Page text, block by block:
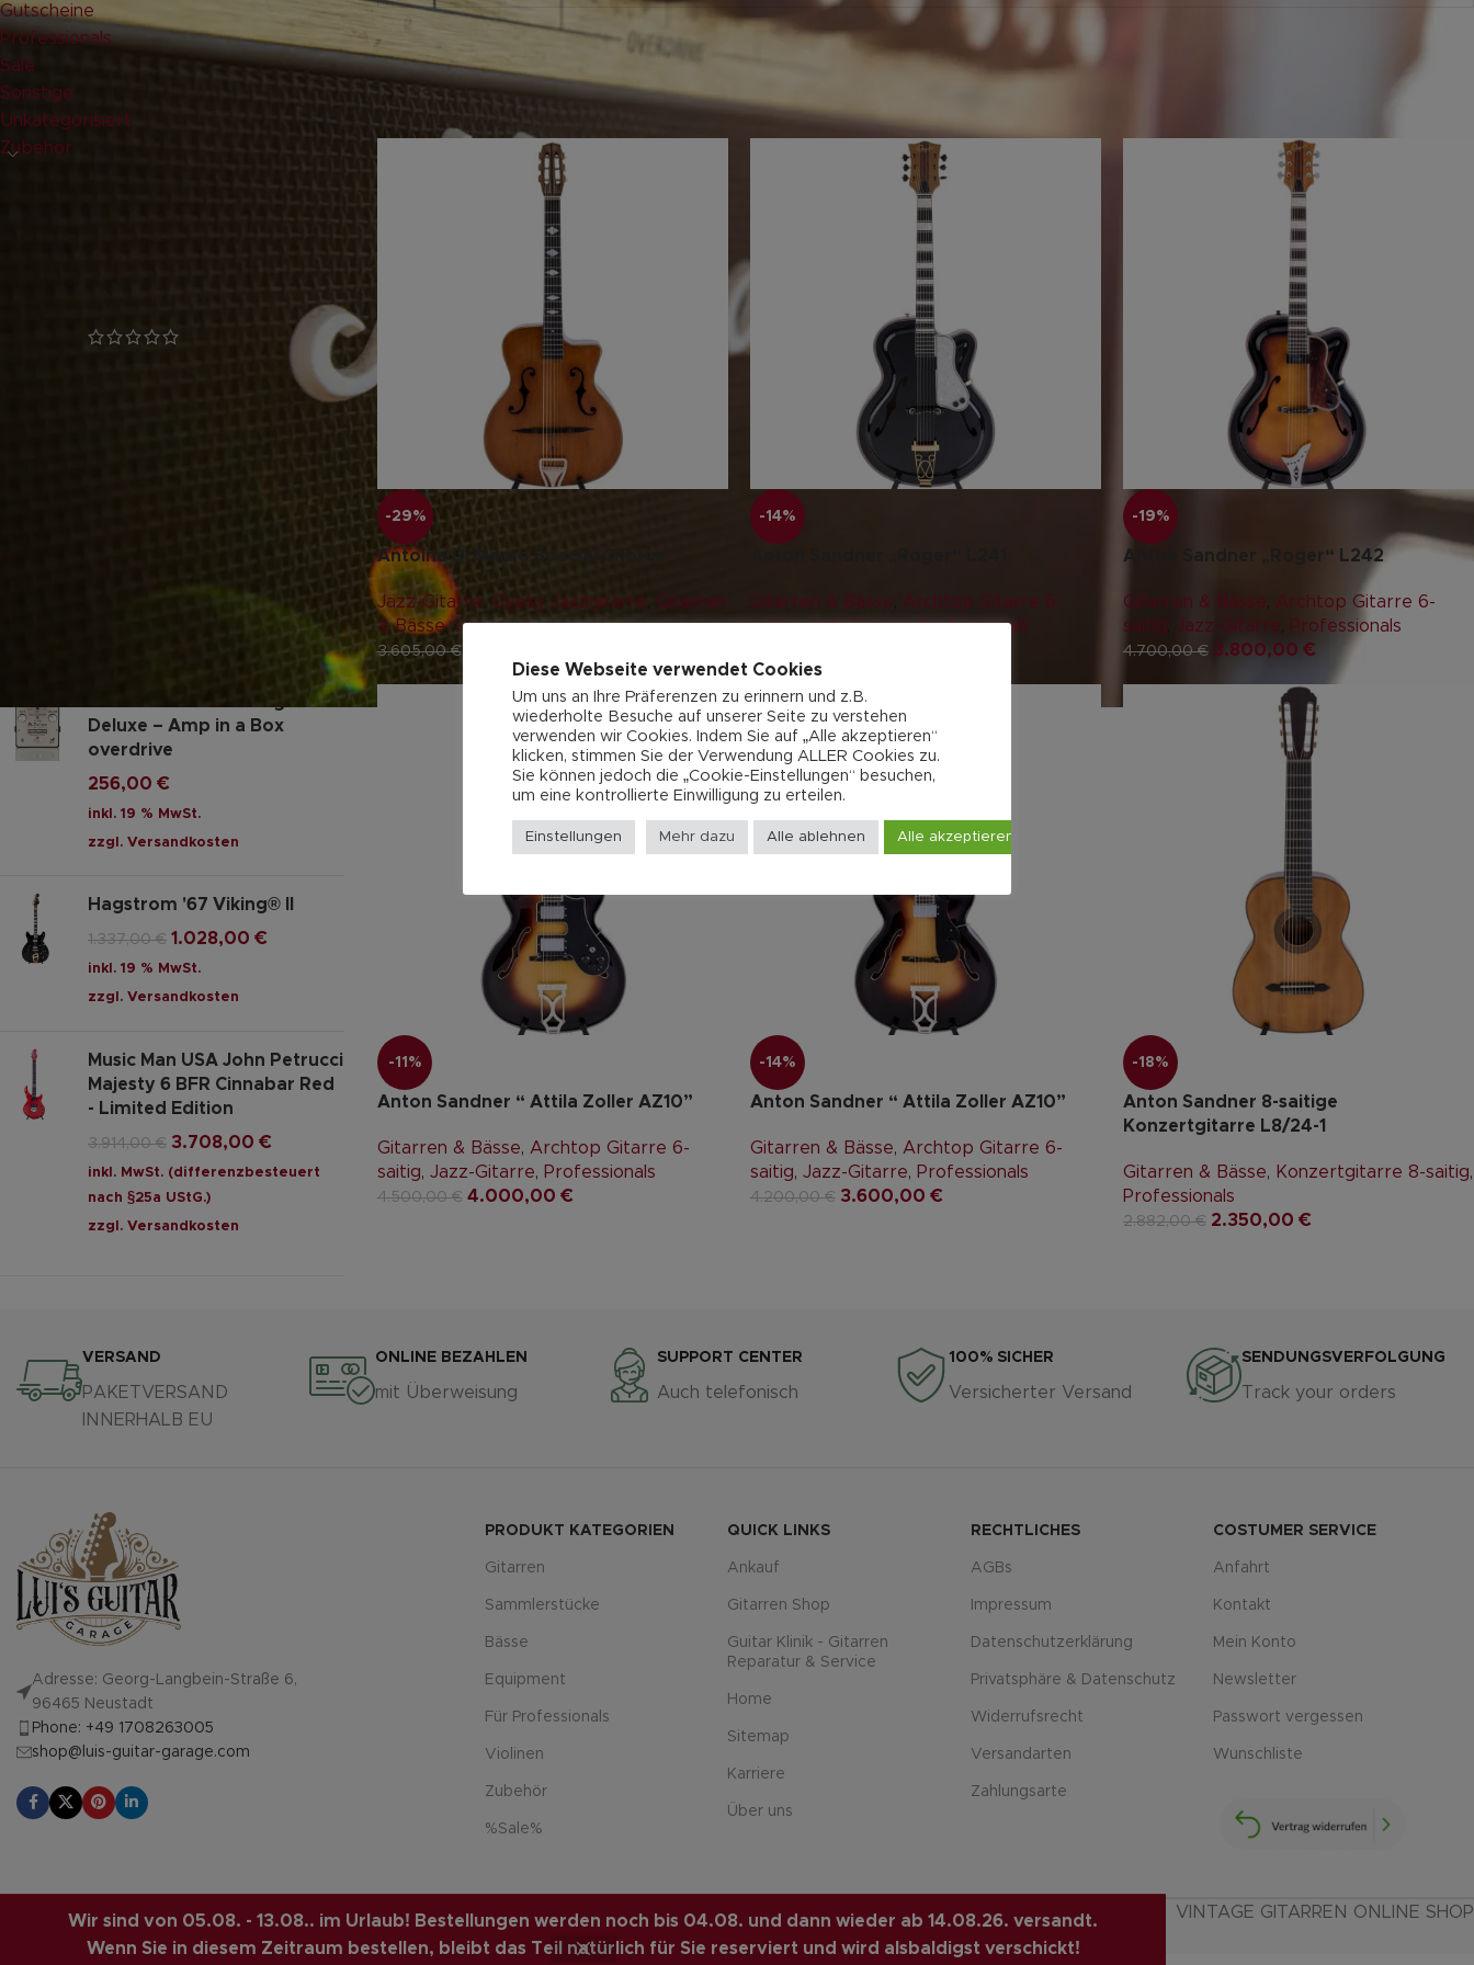
Wir sind von 05.08. - 13.08.. im Urlaub! Bestellungen werden noch bis 04.08. und dann wieder ab 14.08.26. versandt.
Wenn Sie in diesem Zeitraum bestellen, bleibt das Teil natürlich für Sie reserviert und wird alsbaldigst verschickt!
Gutscheine
Professionals
Sale
Sonstige
Unkategorisiert
Zubehör
Signature Overdrive Pedal
geprüfte Gesamtbewertungen
BLDeluxe – British Legend
Deluxe – Amp in a Box
overdrive
256,00 €
inkl. 19 % MwSt.
zzgl. Versandkosten
Hagstrom '67 Viking® II
1.337,00€ 1.028,00 €
inkl. 19 % MwSt.
zzgl. Versandkosten
Music Man USA John Petrucci
Majesty 6 BFR Cinnabar Red
- Limited Edition
3.914,00€ 3.708,00 €
inkl. MwSt. (differenzbesteuert
nach §25a UStG.)
zzgl. Versandkosten
Leider keine Produkte mit Ihrem Suchbegriff verfügbar. Aber wir hätten da ein
paar Angebote für Sie...
-29%
Antoine Di Mauro Special Chorus
Jazz-Gitarre Gypsy Jazzgitarre
Gitarren
& Bässe, Sale
3.605,00€
-14%
Gitarren & Bässe
Archtop Gitarre 6-
saitig, Jazz-Gitarre, Professionals
-19%
Anton Sandner „Roger“ L242
Gitarren & Bässe
Archtop Gitarre 6-
saitig
Jazz-Gitarre Professionals
4.700,00€ 3.800,00 €
-11%
Anton Sandner “ Attila Zoller AZ10”
Gitarren & Bässe, Archtop Gitarre 6-
saitig, Jazz-Gitarre, Professionals
4.500,00€ 4.000,00 €
-14%
Anton Sandner “ Attila Zoller AZ10”
Gitarren & Bässe, Archtop Gitarre 6-
saitig, Jazz-Gitarre, Professionals
4.200,00€ 3.600,00 €
-18%
Anton Sandner 8-saitige
Konzertgitarre L8/24-1
Gitarren & Bässe, Konzertgitarre 8-saitig,
Professionals
2.882,00€ 2.350,00 €
VERSAND
PAKETVERSAND
INNERHALB EU
ONLINE BEZAHLEN
mit Überweisung
SUPPORT CENTER
Auch telefonisch
100% SICHER
Versicherter Versand
SENDUNGSVERFOLGUNG
Track your orders
Adresse: Georg-Langbein-Straße 6,
96465 Neustadt
Phone: +49 1708263005
shop@luis-guitar-garage.com
PRODUKT KATEGORIEN
Gitarren
Sammlerstücke
Bässe
Equipment
Für Professionals
Violinen
Zubehör
%Sale%
QUICK LINKS
Ankauf
Gitarren Shop
Guitar Klinik - Gitarren
Reparatur & Service
Home
Sitemap
Karriere
Über uns
RECHTLICHES
AGBs
Impressum
Datenschutzerklärung
Privatsphäre & Datenschutz
Widerrufsrecht
Versandarten
Zahlungsarte
COSTUMER SERVICE
Anfahrt
Kontakt
Mein Konto
Newsletter
Passwort vergessen
Wunschliste
LUIS-GUITAR-GARAGE.COM © 2026 | CREATED BYCOMPUTERMOBIL . PREMIUM E-COMMERCE
VINTAGE GITARREN ONLINE SHOP
Diese Webseite verwendet Cookies
Um uns an Ihre Präferenzen zu erinnern und z.B.
wiederholte Besuche auf unserer Seite zu verstehen
verwenden wir Cookies. Indem Sie auf „Alle akzeptieren“
klicken, stimmen Sie der Verwendung ALLER Cookies zu.
Sie können jedoch die „Cookie-Einstellungen“ besuchen,
um eine kontrollierte Einwilligung zu erteilen.
Einstellungen Mehr dazu Alle ablehnen Alle akzeptieren